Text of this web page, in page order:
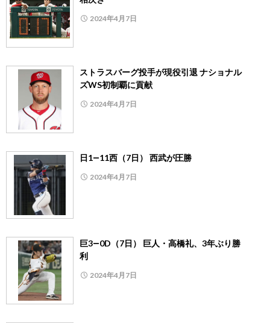
2024年4月7日
ストラスバーグ投手が現役引退 ナショナル
ズWS初制覇に貢献
2024年4月7日
日1―11西（7日） 西武が圧勝
2024年4月7日
巨3―0D（7日） 巨人・高橋礼、3年ぶり勝
利
2024年4月7日